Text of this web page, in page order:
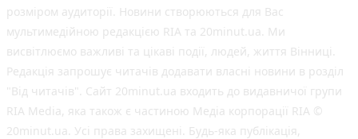
розміром аудиторії. Новини створюються для Вас
мультимедійною редакцією RIA та 20minut.ua. Ми
висвітлюємо важливі та цікаві події, людей, життя Вінниці.
Редакція запрошує читачів додавати власні новини в розділ
"Від читачів". Сайт 20minut.ua входить до видавничої групи
RIA Media, яка також є частиною Медіа корпорації RIA ©
20minut.ua. Усі права захищені. Будь-яка публiкацiя,